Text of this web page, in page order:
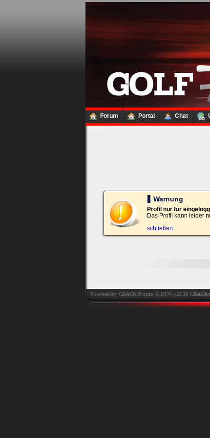
Forum Portal Chat
Trage
bitte
in
die
nachfolgenden
Felder
Deinen
Benutzernamen
und
Kennwort
ein,
um
Bei jedem
automatisch
Warnung
Profil nur für
Das Profil kann leider
schließen
Powered by CBACK Forum © 1999 - 2026